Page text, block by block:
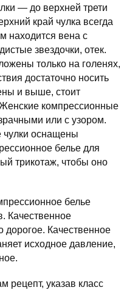
— до верхней трети
край чулка всегда
находится вена с
звездочки, отек.
только на голенях,
достаточно носить
и выше, стоит
Женские компрессионные
или с узором.
чулки оснащены
белье для
трикотаж, чтобы оно
белье
Качественное
дорогое. Качественное
исходное давление,
рецепт, указав класс